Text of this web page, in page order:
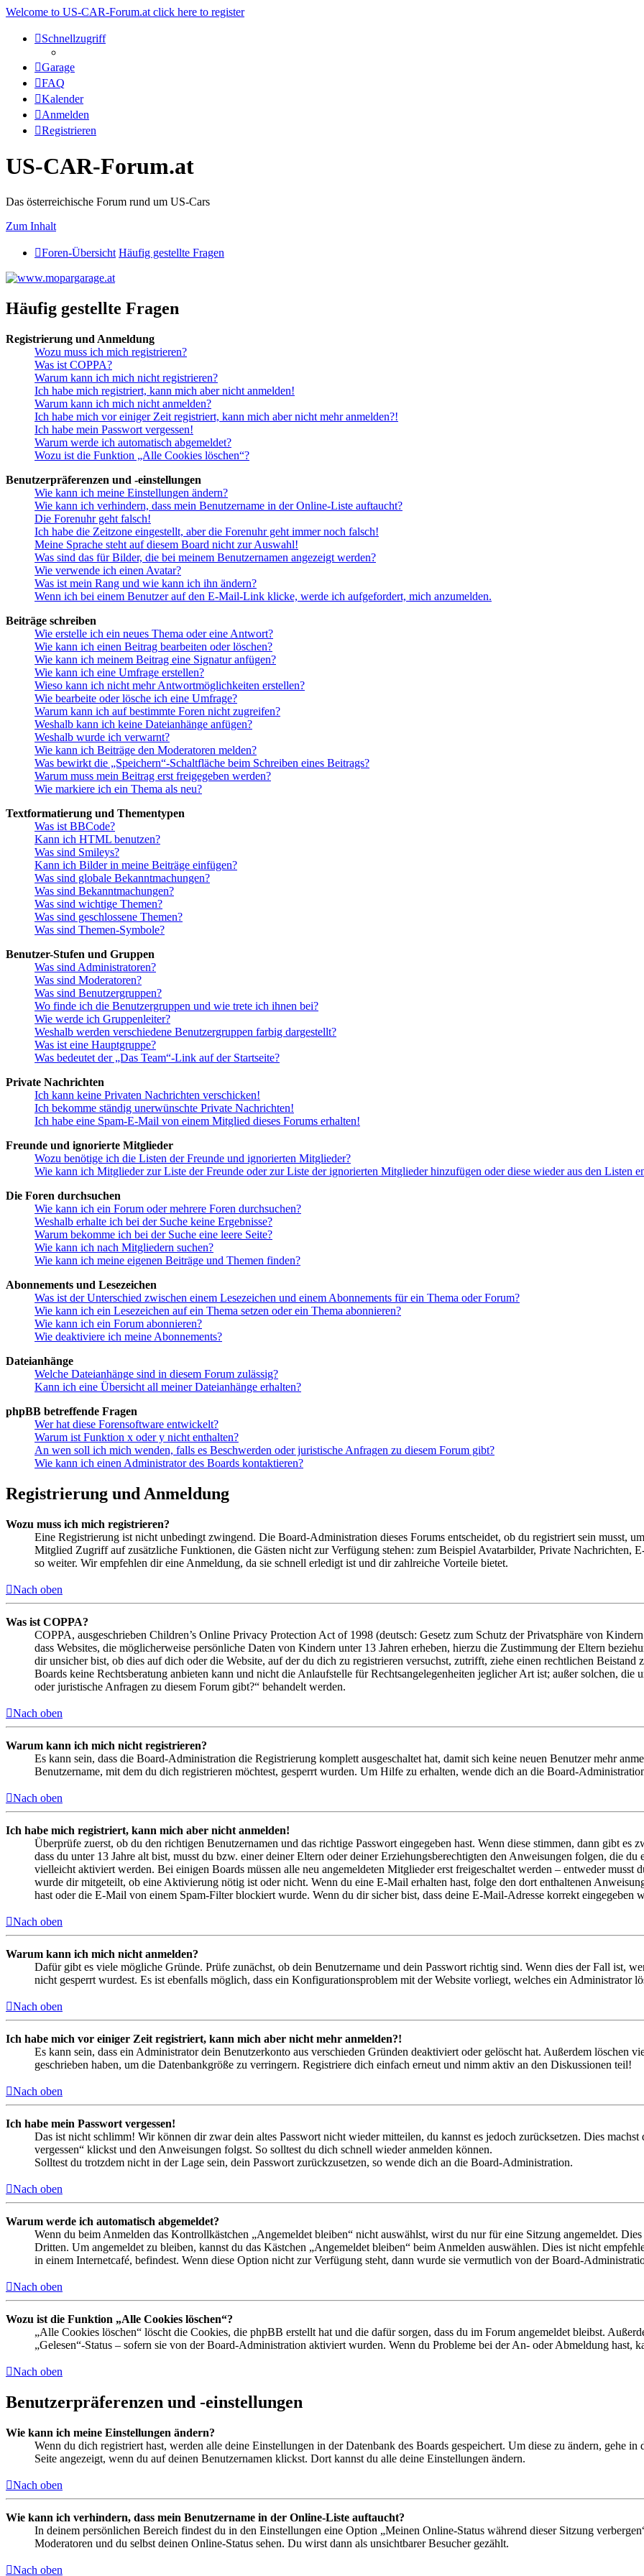
Welcome to US-CAR-Forum.at click here to register
Schnellzugriff
Garage
FAQ
Kalender
Anmelden
Registrieren
US-CAR-Forum.at
Das österreichische Forum rund um US-Cars
Zum Inhalt
Foren-Übersicht Häufig gestellte Fragen
Häufig gestellte Fragen
Registrierung und Anmeldung
Wozu muss ich mich registrieren?
Was ist COPPA?
Warum kann ich mich nicht registrieren?
Ich habe mich registriert, kann mich aber nicht anmelden!
Warum kann ich mich nicht anmelden?
Ich habe mich vor einiger Zeit registriert, kann mich aber nicht mehr anmelden?!
Ich habe mein Passwort vergessen!
Warum werde ich automatisch abgemeldet?
Wozu ist die Funktion „Alle Cookies löschen“?
Benutzerpräferenzen und -einstellungen
Wie kann ich meine Einstellungen ändern?
Wie kann ich verhindern, dass mein Benutzername in der Online-Liste auftaucht?
Die Forenuhr geht falsch!
Ich habe die Zeitzone eingestellt, aber die Forenuhr geht immer noch falsch!
Meine Sprache steht auf diesem Board nicht zur Auswahl!
Was sind das für Bilder, die bei meinem Benutzernamen angezeigt werden?
Wie verwende ich einen Avatar?
Was ist mein Rang und wie kann ich ihn ändern?
Wenn ich bei einem Benutzer auf den E-Mail-Link klicke, werde ich aufgefordert, mich anzumelden.
Beiträge schreiben
Wie erstelle ich ein neues Thema oder eine Antwort?
Wie kann ich einen Beitrag bearbeiten oder löschen?
Wie kann ich meinem Beitrag eine Signatur anfügen?
Wie kann ich eine Umfrage erstellen?
Wieso kann ich nicht mehr Antwortmöglichkeiten erstellen?
Wie bearbeite oder lösche ich eine Umfrage?
Warum kann ich auf bestimmte Foren nicht zugreifen?
Weshalb kann ich keine Dateianhänge anfügen?
Weshalb wurde ich verwarnt?
Wie kann ich Beiträge den Moderatoren melden?
Was bewirkt die „Speichern“-Schaltfläche beim Schreiben eines Beitrags?
Warum muss mein Beitrag erst freigegeben werden?
Wie markiere ich ein Thema als neu?
Textformatierung und Thementypen
Was ist BBCode?
Kann ich HTML benutzen?
Was sind Smileys?
Kann ich Bilder in meine Beiträge einfügen?
Was sind globale Bekanntmachungen?
Was sind Bekanntmachungen?
Was sind wichtige Themen?
Was sind geschlossene Themen?
Was sind Themen-Symbole?
Benutzer-Stufen und Gruppen
Was sind Administratoren?
Was sind Moderatoren?
Was sind Benutzergruppen?
Wo finde ich die Benutzergruppen und wie trete ich ihnen bei?
Wie werde ich Gruppenleiter?
Weshalb werden verschiedene Benutzergruppen farbig dargestellt?
Was ist eine Hauptgruppe?
Was bedeutet der „Das Team“-Link auf der Startseite?
Private Nachrichten
Ich kann keine Privaten Nachrichten verschicken!
Ich bekomme ständig unerwünschte Private Nachrichten!
Ich habe eine Spam-E-Mail von einem Mitglied dieses Forums erhalten!
Freunde und ignorierte Mitglieder
Wozu benötige ich die Listen der Freunde und ignorierten Mitglieder?
Wie kann ich Mitglieder zur Liste der Freunde oder zur Liste der ignorierten Mitglieder hinzufügen oder diese wieder aus den Listen
Die Foren durchsuchen
Wie kann ich ein Forum oder mehrere Foren durchsuchen?
Weshalb erhalte ich bei der Suche keine Ergebnisse?
Warum bekomme ich bei der Suche eine leere Seite?
Wie kann ich nach Mitgliedern suchen?
Wie kann ich meine eigenen Beiträge und Themen finden?
Abonnements und Lesezeichen
Was ist der Unterschied zwischen einem Lesezeichen und einem Abonnements für ein Thema oder Forum?
Wie kann ich ein Lesezeichen auf ein Thema setzen oder ein Thema abonnieren?
Wie kann ich ein Forum abonnieren?
Wie deaktiviere ich meine Abonnements?
Dateianhänge
Welche Dateianhänge sind in diesem Forum zulässig?
Kann ich eine Übersicht all meiner Dateianhänge erhalten?
phpBB betreffende Fragen
Wer hat diese Forensoftware entwickelt?
Warum ist Funktion x oder y nicht enthalten?
An wen soll ich mich wenden, falls es Beschwerden oder juristische Anfragen zu diesem Forum gibt?
Wie kann ich einen Administrator des Boards kontaktieren?
Registrierung und Anmeldung
Wozu muss ich mich registrieren?
Eine Registrierung ist nicht unbedingt zwingend. Die Board-Administration dieses Forums entscheidet, ob du registriert sein musst,
Mitglied Zugriff auf zusätzliche Funktionen, die Gästen nicht zur Verfügung stehen: zum Beispiel Avatarbilder, Private Nachrichten,
so weiter. Wir empfehlen dir eine Anmeldung, da sie schnell erledigt ist und dir zahlreiche Vorteile bietet.
Nach oben
Was ist COPPA?
COPPA, ausgeschrieben Children’s Online Privacy Protection Act of 1998 (deutsch: Gesetz zum Schutz der Privatsphäre von
dass Websites, die möglicherweise persönliche Daten von Kindern unter 13 Jahren erheben, hierzu die Zustimmung der Eltern
dir unsicher bist, ob dies auf dich oder die Website, auf der du dich zu registrieren versuchst, zutrifft, ziehe einen rechtlichen
Boards keine Rechtsberatung anbieten kann und nicht die Anlaufstelle für Rechtsangelegenheiten jeglicher Art ist; außer solchen,
oder juristische Anfragen zu diesem Forum gibt?“ behandelt werden.
Nach oben
Warum kann ich mich nicht registrieren?
Es kann sein, dass die Board-Administration die Registrierung komplett ausgeschaltet hat, damit sich keine neuen Benutzer mehr
Benutzername, mit dem du dich registrieren möchtest, gesperrt wurden. Um Hilfe zu erhalten, wende dich an die Board-
Nach oben
Ich habe mich registriert, kann mich aber nicht anmelden!
Überprüfe zuerst, ob du den richtigen Benutzernamen und das richtige Passwort eingegeben hast. Wenn diese stimmen, dann gibt es
dass du unter 13 Jahre alt bist, musst du bzw. einer deiner Eltern oder deiner Erziehungsberechtigten den Anweisungen folgen, die
vielleicht aktiviert werden. Bei einigen Boards müssen alle neu angemeldeten Mitglieder erst freigeschaltet werden – entweder musst
wurde dir mitgeteilt, ob eine Aktivierung nötig ist oder nicht. Wenn du eine E-Mail erhalten hast, folge den dort enthaltenen
hast oder die E-Mail von einem Spam-Filter blockiert wurde. Wenn du dir sicher bist, dass deine E-Mail-Adresse korrekt eingegeben
Nach oben
Warum kann ich mich nicht anmelden?
Dafür gibt es viele mögliche Gründe. Prüfe zunächst, ob dein Benutzername und dein Passwort richtig sind. Wenn dies der Fall ist,
nicht gesperrt wurdest. Es ist ebenfalls möglich, dass ein Konfigurationsproblem mit der Website vorliegt, welches ein Administrator
Nach oben
Ich habe mich vor einiger Zeit registriert, kann mich aber nicht mehr anmelden?!
Es kann sein, dass ein Administrator dein Benutzerkonto aus verschieden Gründen deaktiviert oder gelöscht hat. Außerdem löschen
geschrieben haben, um die Datenbankgröße zu verringern. Registriere dich einfach erneut und nimm aktiv an den Diskussionen teil!
Nach oben
Ich habe mein Passwort vergessen!
Das ist nicht schlimm! Wir können dir zwar dein altes Passwort nicht wieder mitteilen, du kannst es jedoch zurücksetzen. Dies
vergessen“ klickst und den Anweisungen folgst. So solltest du dich schnell wieder anmelden können.
Solltest du trotzdem nicht in der Lage sein, dein Passwort zurückzusetzen, so wende dich an die Board-Administration.
Nach oben
Warum werde ich automatisch abgemeldet?
Wenn du beim Anmelden das Kontrollkästchen „Angemeldet bleiben“ nicht auswählst, wirst du nur für eine Sitzung angemeldet.
Dritten. Um angemeldet zu bleiben, kannst du das Kästchen „Angemeldet bleiben“ beim Anmelden auswählen. Dies ist nicht
in einem Internetcafé, befindest. Wenn diese Option nicht zur Verfügung steht, dann wurde sie vermutlich von der Board-
Nach oben
Wozu ist die Funktion „Alle Cookies löschen“?
„Alle Cookies löschen“ löscht die Cookies, die phpBB erstellt hat und die dafür sorgen, dass du im Forum angemeldet bleibst.
„Gelesen“-Status – sofern sie von der Board-Administration aktiviert wurden. Wenn du Probleme bei der An- oder Abmeldung hast,
Nach oben
Benutzerpräferenzen und -einstellungen
Wie kann ich meine Einstellungen ändern?
Wenn du dich registriert hast, werden alle deine Einstellungen in der Datenbank des Boards gespeichert. Um diese zu ändern, gehe
Seite angezeigt, wenn du auf deinen Benutzernamen klickst. Dort kannst du alle deine Einstellungen ändern.
Nach oben
Wie kann ich verhindern, dass mein Benutzername in der Online-Liste auftaucht?
In deinem persönlichen Bereich findest du in den Einstellungen eine Option „Meinen Online-Status während dieser Sitzung
Moderatoren und du selbst deinen Online-Status sehen. Du wirst dann als unsichtbarer Besucher gezählt.
Nach oben